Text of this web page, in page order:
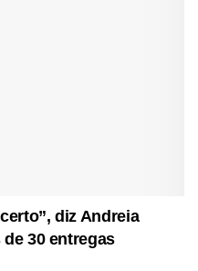
diz Andreia
30 entregas